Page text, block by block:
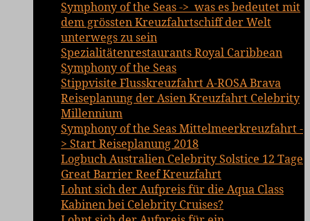
Symphony of the Seas -> was es bedeutet mit
dem grössten Kreuzfahrtschiff der Welt
unterwegs zu sein
Spezialitätenrestaurants Royal Caribbean
Symphony of the Seas
Stippvisite Flusskreuzfahrt A-ROSA Brava
Reiseplanung der Asien Kreuzfahrt Celebrity
Millennium
Symphony of the Seas Mittelmeerkreuzfahrt -
> Start Reiseplanung 2018
Logbuch Australien Celebrity Solstice 12 Tage
Great Barrier Reef Kreuzfahrt
Lohnt sich der Aufpreis für die Aqua Class
Kabinen bei Celebrity Cruises?